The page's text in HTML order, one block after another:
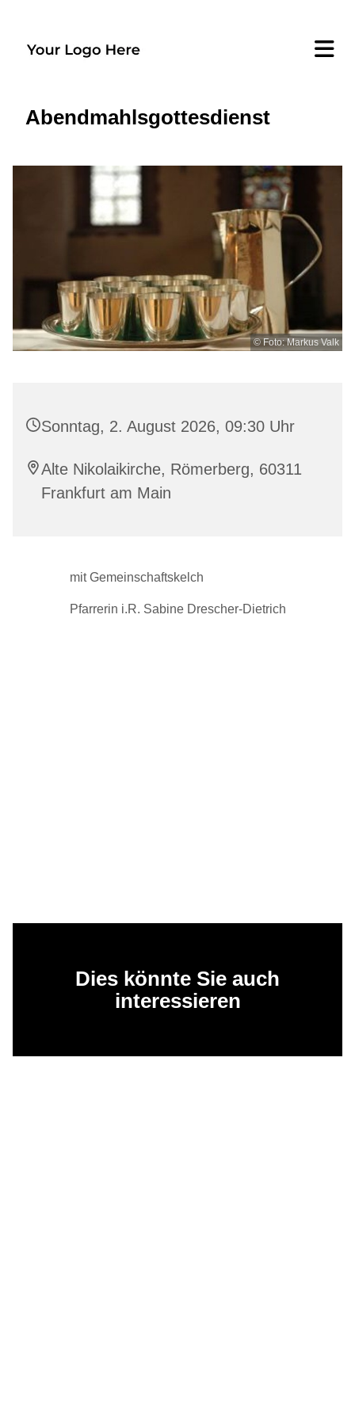
Abendmahlsgottesdienst
© Foto: Markus Valk
Sonntag, 2. August 2026, 09:30 Uhr
Alte Nikolaikirche, Römerberg, 60311
Frankfurt am Main
mit Gemeinschaftskelch
Pfarrerin i.R. Sabine Drescher-Dietrich
Dies könnte Sie auch
interessieren